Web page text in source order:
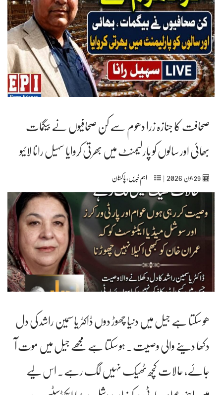
صحافت کا جنازہ زرا دھوم سے کن صحافیوں نے بیگمات
بھائی اور سالوں کو پارلیمنٹ میں بھرتی کروایا سہیل رانا لائیو
29جون‬‮ | اہم خبریں,پاکستان
ھو سکتا ہے جیل میں دنیا چھوڑ دوں ‏ڈاکٹر یاسمین راشد کی دل
دکھا دینے والی وصیت۔ ہو سکتا ہے مجھے جیل میں موت آ
جائے، حالات کچھ ٹھیک نہیں لگ رہے۔ اس لیے